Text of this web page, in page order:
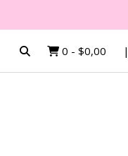
0 - $0,00